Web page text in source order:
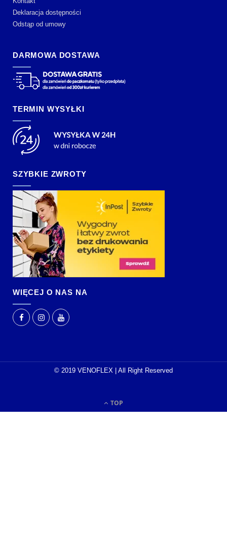
Deklaracja dostępności
Odstąp od umowy
DARMOWA DOSTAWA
TERMIN WYSYŁKI
SZYBKIE ZWROTY
WIĘCEJ O NAS NA
© 2019 VENOFLEX | All Right Reserved
TOP